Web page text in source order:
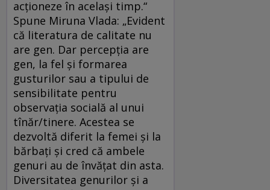
acţioneze în acelaşi timp.“
Spune Miruna Vlada: „Evident
că literatura de calitate nu
are gen. Dar percepția are
gen, la fel și formarea
gusturilor sau a tipului de
sensibilitate pentru
observația socială al unui
tînăr/tinere. Acestea se
dezvoltă diferit la femei și la
bărbați și cred că ambele
genuri au de învățat din asta.
Diversitatea genurilor și a